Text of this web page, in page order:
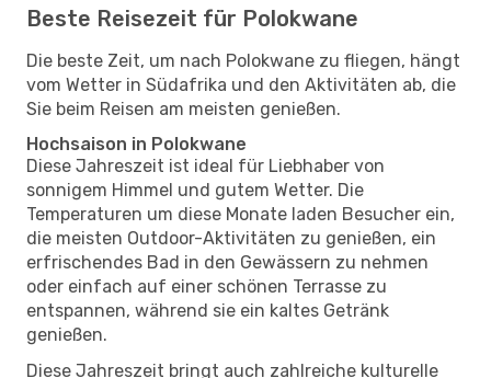
Beste Reisezeit für Polokwane
Die beste Zeit, um nach Polokwane zu fliegen, hängt
vom Wetter in Südafrika und den Aktivitäten ab, die
Sie beim Reisen am meisten genießen.
Hochsaison in Polokwane
Diese Jahreszeit ist ideal für Liebhaber von
sonnigem Himmel und gutem Wetter. Die
Temperaturen um diese Monate laden Besucher ein,
die meisten Outdoor-Aktivitäten zu genießen, ein
erfrischendes Bad in den Gewässern zu nehmen
oder einfach auf einer schönen Terrasse zu
entspannen, während sie ein kaltes Getränk
genießen.
Diese Jahreszeit bringt auch zahlreiche kulturelle